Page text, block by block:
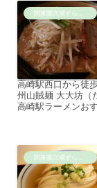
高崎駅西口から徒
州山賊麺 大大坊（
高崎駅ラーメンお